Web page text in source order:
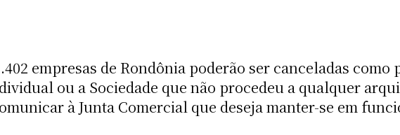
empresas de Rondônia poderão ser canceladas como
ou a Sociedade que não procedeu a qualquer
à Junta Comercial que deseja manter-se em